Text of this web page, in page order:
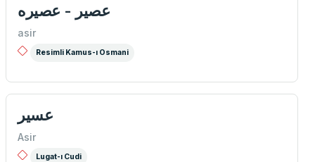
عصیر - عصیره
asir
Resimli Kamus-ı Osmani
عسير
Asir
Lugat-ı Cudi